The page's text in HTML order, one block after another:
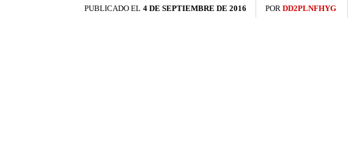
PUBLICADO EL 4 DE SEPTIEMBRE DE 2016 POR DD2PLNFHYG